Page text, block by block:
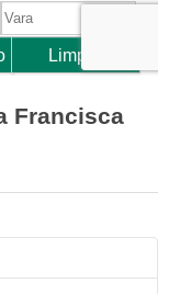
Francisca